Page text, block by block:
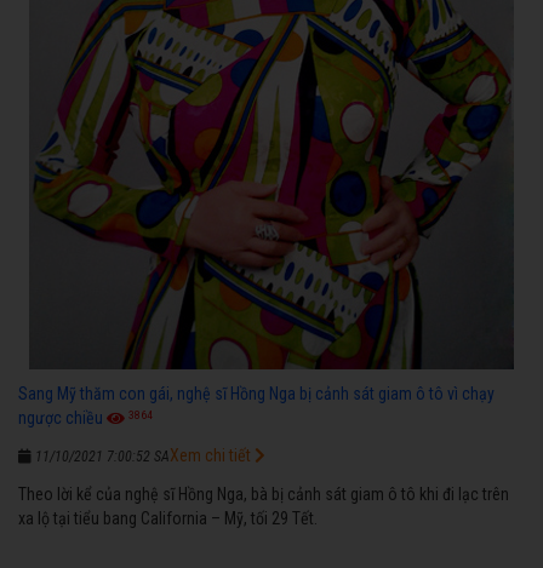
Sang Mỹ thăm con gái, nghệ sĩ Hồng Nga bị cảnh sát giam ô tô vì chạy
ngược chiều
3864
11/10/2021 7:00:52 SA
Theo lời kể của nghệ sĩ Hồng Nga, bà bị cảnh sát giam ô tô khi đi lạc trên
xa lộ tại tiểu bang California – Mỹ, tối 29 Tết.
Xem chi tiết